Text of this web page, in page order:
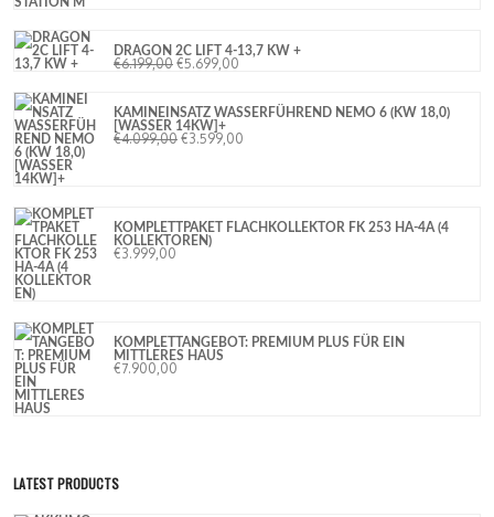
DRAGON 2C LIFT 4-13,7 KW +
€6.199,00 €5.699,00
KAMINEINSATZ WASSERFÜHREND NEMO 6 (KW 18,0)
[WASSER 14KW]+
€4.099,00 €3.599,00
KOMPLETTPAKET FLACHKOLLEKTOR FK 253 HA-4A (4
KOLLEKTOREN)
€3.999,00
KOMPLETTANGEBOT: PREMIUM PLUS FÜR EIN
MITTLERES HAUS
€7.900,00
LATEST PRODUCTS